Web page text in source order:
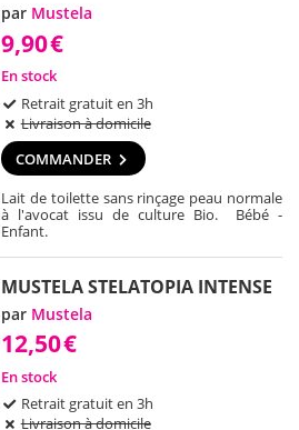
par Mustela
9,90€
En stock
Retrait gratuit en 3h
Livraison à domicile
COMMANDER
Lait de toilette sans rinçage peau normale
à l'avocat issu de culture Bio. Bébé -
Enfant.
MUSTELA STELATOPIA INTENSE
par Mustela
12,50€
En stock
Retrait gratuit en 3h
Livraison à domicile